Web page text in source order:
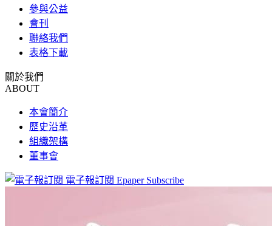
參與公益
會刊
聯絡我們
表格下載
關於我們
ABOUT
本會簡介
歷史沿革
組織架構
董事會
電子報訂閱 Epaper Subscribe